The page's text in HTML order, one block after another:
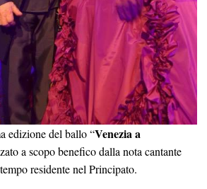
edizione del ballo “Venezia a
a scopo benefico dalla nota cantante
residente nel Principato.